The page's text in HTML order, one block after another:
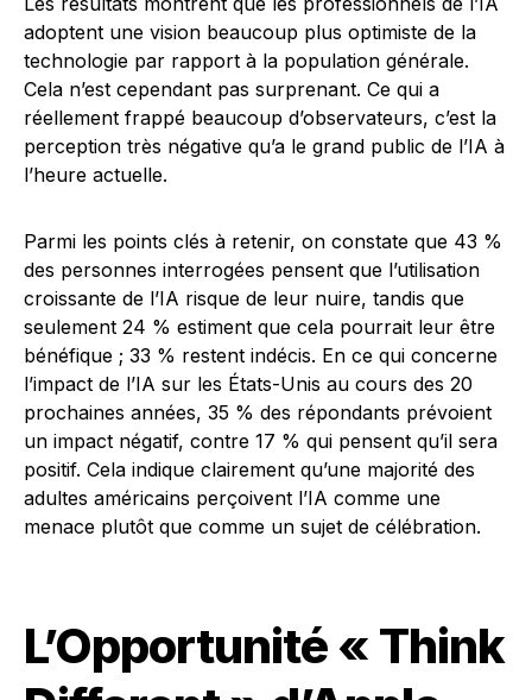
adoptent une vision beaucoup plus optimiste de la
technologie par rapport à la population générale.
Cela n’est cependant pas surprenant. Ce qui a
réellement frappé beaucoup d’observateurs, c’est la
perception très négative qu’a le grand public de l’IA à
l’heure actuelle.
Parmi les points clés à retenir, on constate que 43 %
des personnes interrogées pensent que l’utilisation
croissante de l’IA risque de leur nuire, tandis que
seulement 24 % estiment que cela pourrait leur être
bénéfique ; 33 % restent indécis. En ce qui concerne
l’impact de l’IA sur les États-Unis au cours des 20
prochaines années, 35 % des répondants prévoient
un impact négatif, contre 17 % qui pensent qu’il sera
positif. Cela indique clairement qu’une majorité des
adultes américains perçoivent l’IA comme une
menace plutôt que comme un sujet de célébration.
L’Opportunité « Think